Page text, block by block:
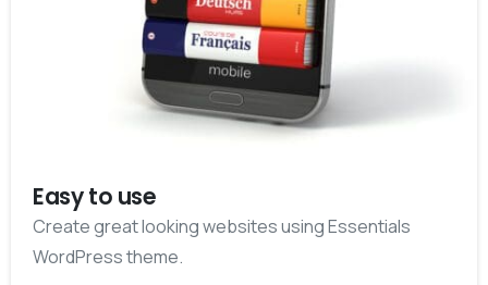
Easy to use
Create great looking websites using Essentials
WordPress theme.